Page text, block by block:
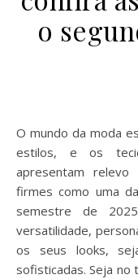
o
O mundo da moda está sempre com novidades incríveis e
estilos, e os
apresentam relevo
firmes como uma
semestre de
versatilidade,
os seus looks,
sofisticadas. Seja no